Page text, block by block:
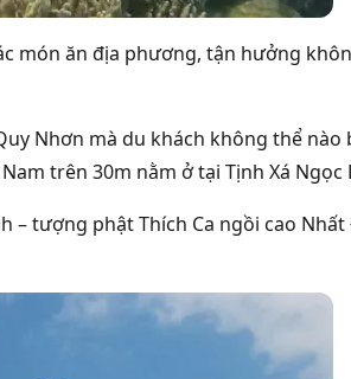
món ăn địa phương, tận hưởng
Nhơn mà du khách không thể nào
trên 30m nằm ở tại Tịnh Xá Ngọc
– tượng phật Thích Ca ngồi cao